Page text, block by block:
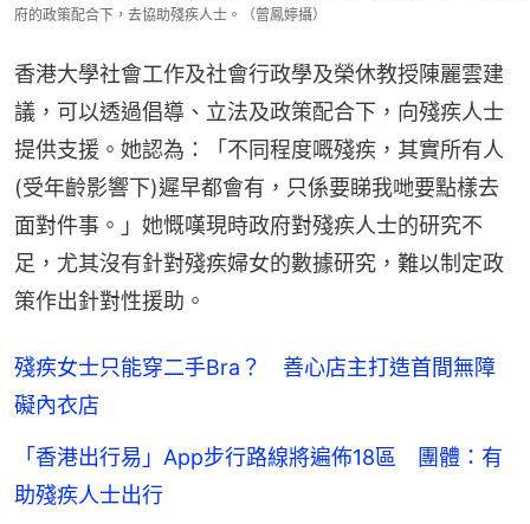
府的政策配合下，去協助殘疾人士。（曾鳳婷攝）
香港大學社會工作及社會行政學及榮休教授陳麗雲建
議，可以透過倡導、立法及政策配合下，向殘疾人士
提供支援。她認為：「不同程度嘅殘疾，其實所有人
(受年齡影響下)遲早都會有，只係要睇我哋要點樣去
面對件事。」她慨嘆現時政府對殘疾人士的研究不
足，尤其沒有針對殘疾婦女的數據研究，難以制定政
策作出針對性援助。
殘疾女士只能穿二手Bra？ 善心店主打造首間無障
礙內衣店
「香港出行易」App步行路線將遍佈18區 團體：有
助殘疾人士出行